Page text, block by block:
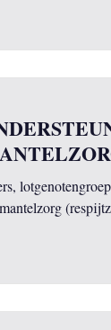
mantelzorg